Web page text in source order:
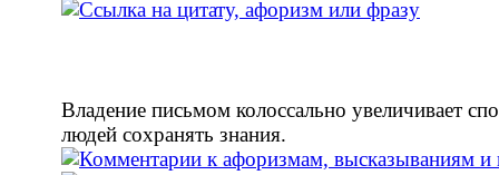
Владение письмом колоссально увеличивает
людей сохранять знания.